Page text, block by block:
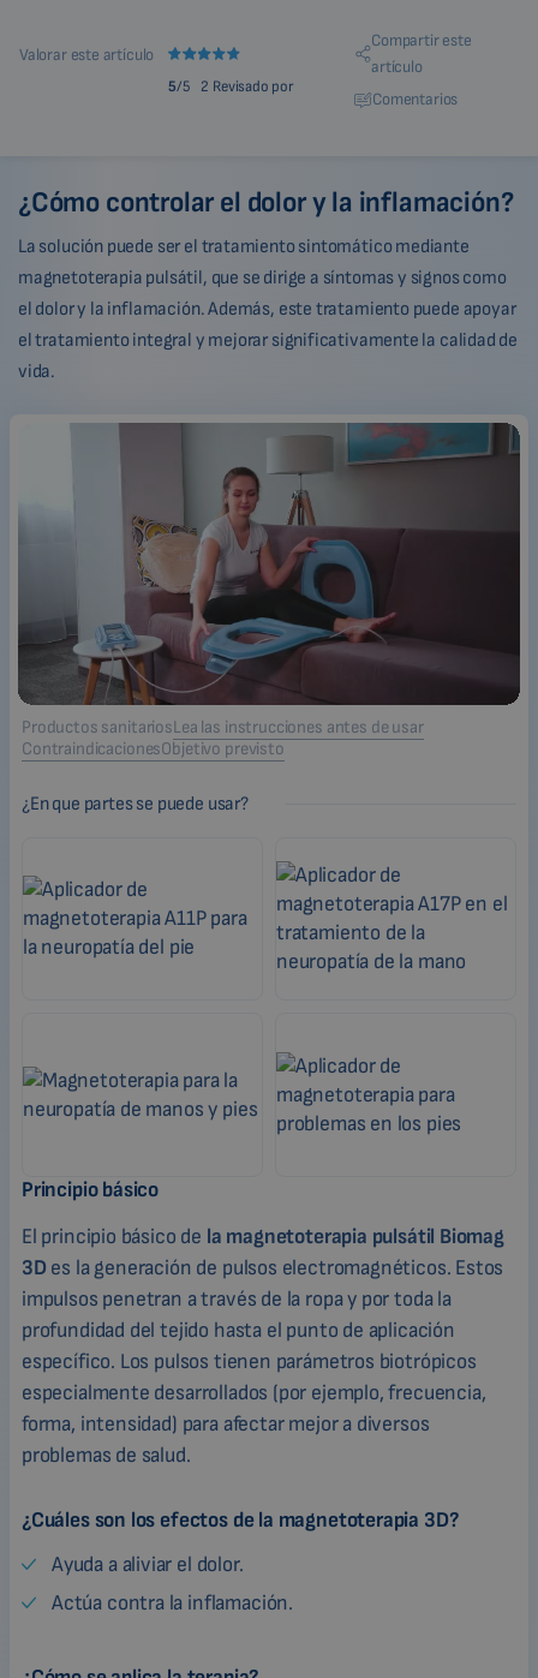
Valorar este artículo
5/5 2 Revisado por
Compartir este
artículo
Comentarios
¿Cómo controlar el dolor y la inflamación?
La solución puede ser el tratamiento sintomático mediante
magnetoterapia pulsátil, que se dirige a síntomas y signos como
el dolor y la inflamación. Además, este tratamiento puede apoyar
el tratamiento integral y mejorar significativamente la calidad de
vida.
Productos sanitariosLea las instrucciones antes de usar
ContraindicacionesObjetivo previsto
¿En que partes se puede usar?
Principio básico
El principio básico de la magnetoterapia pulsátil Biomag
3D es la generación de pulsos electromagnéticos. Estos
impulsos penetran a través de la ropa y por toda la
profundidad del tejido hasta el punto de aplicación
específico. Los pulsos tienen parámetros biotrópicos
especialmente desarrollados (por ejemplo, frecuencia,
forma, intensidad) para afectar mejor a diversos
problemas de salud.
¿Cuáles son los efectos de la magnetoterapia 3D?
Ayuda a aliviar el dolor.
Actúa contra la inflamación.